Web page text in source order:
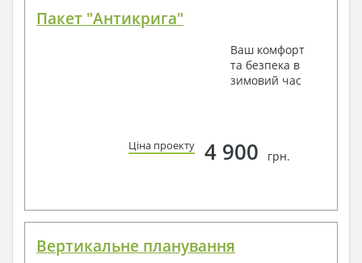
Пакет "Антикрига"
Ваш комфорт
та безпека в
зимовий час
Ціна проекту 4 900 грн.
Вертикальне планування